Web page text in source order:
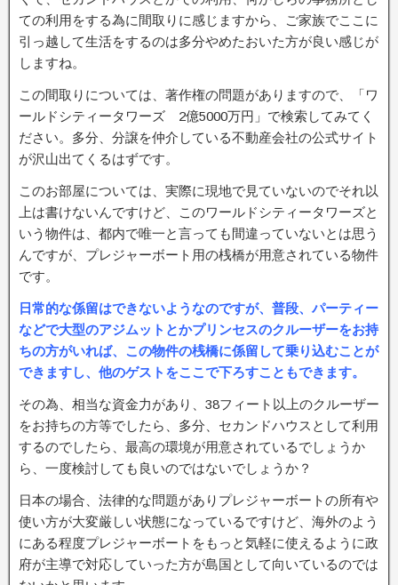
ての利用をする為に間取りに感じますから、ご家族でここに
引っ越して生活をするのは多分やめたおいた方が良い感じが
しますね。
この間取りについては、著作権の問題がありますので、「ワ
ールドシティータワーズ 2億5000万円」で検索してみてく
ださい。多分、分譲を仲介している不動産会社の公式サイト
が沢山出てくるはずです。
このお部屋については、実際に現地で見ていないのでそれ以
上は書けないんですけど、このワールドシティータワーズと
いう物件は、都内で唯一と言っても間違っていないとは思う
んですが、プレジャーボート用の桟橋が用意されている物件
です。
日常的な係留はできないようなのですが、普段、パーティー
などで大型のアジムットとかプリンセスのクルーザーをお持
ちの方がいれば、この物件の桟橋に係留して乗り込むことが
できますし、他のゲストをここで下ろすこともできます。
その為、相当な資金力があり、38フィート以上のクルーザー
をお持ちの方等でしたら、多分、セカンドハウスとして利用
するのでしたら、最高の環境が用意されているでしょうか
ら、一度検討しても良いのではないでしょうか？
日本の場合、法律的な問題がありプレジャーボートの所有や
使い方が大変厳しい状態になっているですけど、海外のよう
にある程度プレジャーボートをもっと気軽に使えるように政
府が主導で対応していった方が島国として向いているのでは